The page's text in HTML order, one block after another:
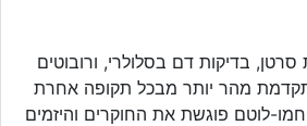
בדיקות דם בסלולרי, ורובוטים
מהר יותר מבכל תקופה אחרת
לוטם פוגשת את החוקרים והיזמים